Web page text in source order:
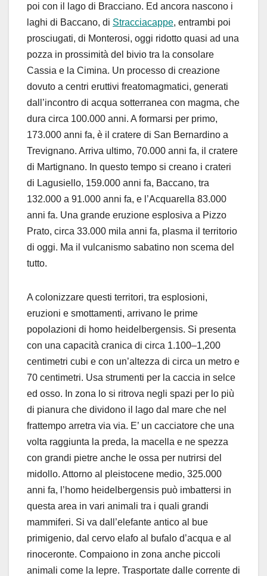
poi con il lago di Bracciano. Ed ancora nascono i
laghi di Baccano, di Stracciacappe, entrambi poi
prosciugati, di Monterosi, oggi ridotto quasi ad una
pozza in prossimità del bivio tra la consolare
Cassia e la Cimina. Un processo di creazione
dovuto a centri eruttivi freatomagmatici, generati
dall’incontro di acqua sotterranea con magma, che
dura circa 100.000 anni. A formarsi per primo,
173.000 anni fa, è il cratere di San Bernardino a
Trevignano. Arriva ultimo, 70.000 anni fa, il cratere
di Martignano. In questo tempo si creano i crateri
di Lagusiello, 159.000 anni fa, Baccano, tra
132.000 a 91.000 anni fa, e l’Acquarella 83.000
anni fa. Una grande eruzione esplosiva a Pizzo
Prato, circa 33.000 mila anni fa, plasma il territorio
di oggi. Ma il vulcanismo sabatino non scema del
tutto.
A colonizzare questi territori, tra esplosioni,
eruzioni e smottamenti, arrivano le prime
popolazioni di homo heidelbergensis. Si presenta
con una capacità cranica di circa 1.100–1,200
centimetri cubi e con un’altezza di circa un metro e
70 centimetri. Usa strumenti per la caccia in selce
ed osso. In zona lo si ritrova negli spazi per lo più
di pianura che dividono il lago dal mare che nel
frattempo arretra via via. E’ un cacciatore che una
volta raggiunta la preda, la macella e ne spezza
con grandi pietre anche le ossa per nutrirsi del
midollo. Attorno al pleistocene medio, 325.000
anni fa, l’homo heidelbergensis può imbattersi in
questa area in vari animali tra i quali grandi
mammiferi. Si va dall’elefante antico al bue
primigenio, dal cervo elafo al bufalo d’acqua e al
rinoceronte. Compaiono in zona anche piccoli
animali come la lepre. Trasportate dalle corrente di